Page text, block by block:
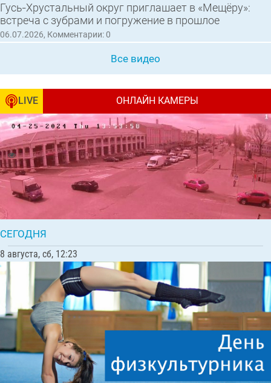
Гусь‑Хрустальный округ приглашает в «Мещёру»:
встреча с зубрами и погружение в прошлое
06.07.2026, Комментарии: 0
Все видео
LIVE ОНЛАЙН КАМЕРЫ
Перекрёсток улицы Калинина и
Интернациональной, вид на «Торговые ряды»
8569 | Комментарии: 13
СЕГОДНЯ
8 августа, сб, 12:23